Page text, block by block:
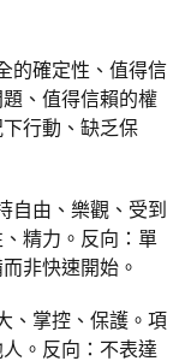
的確定性、值得信
、值得信賴的權
行動、缺乏保
自由、樂觀、受到
精力。反向：單
非快速開始。
、掌控、保護。項
。反向：不表達